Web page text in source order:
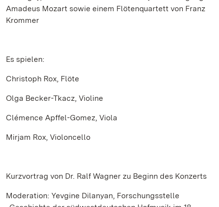
Amadeus Mozart sowie einem Flötenquartett von Franz
Krommer
Es spielen:
Christoph Rox, Flöte
Olga Becker-Tkacz, Violine
Clémence Apffel-Gomez, Viola
Mirjam Rox, Violoncello
Kurzvortrag von Dr. Ralf Wagner zu Beginn des Konzerts
Moderation: Yevgine Dilanyan, Forschungsstelle